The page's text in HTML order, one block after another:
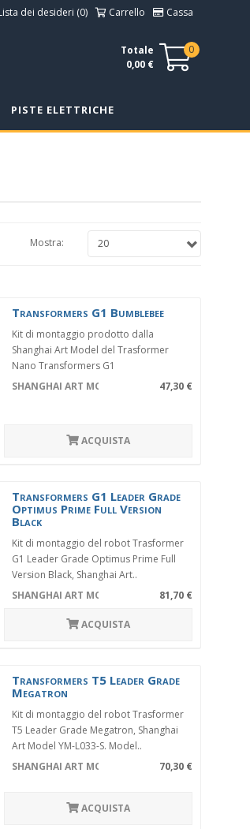
dei desideri (0) Carrello Cassa
0
Totale
0,00 €
PISTE ELETTRICHE
Mostra:
Transformers G1 Bumblebee
Kit di montaggio prodotto dalla
Shanghai Art Model del Trasformer
Nano Transformers G1
Bumblebee,cod..
SHANGHAI ART MODEL YM-L056-C47,30 €
ACQUISTA
Transformers G1 Leader Grade
Optimus Prime Full Version
Black
Kit di montaggio del robot Trasformer
G1 Leader Grade Optimus Prime Full
Version Black, Shanghai Art..
SHANGHAI ART MODEL YM-L035-II81,70 €
ACQUISTA
Transformers T5 Leader Grade
Megatron
Kit di montaggio del robot Trasformer
T5 Leader Grade Megatron, Shanghai
Art Model YM-L033-S. Model..
SHANGHAI ART MODEL YM-L033-S70,30 €
ACQUISTA